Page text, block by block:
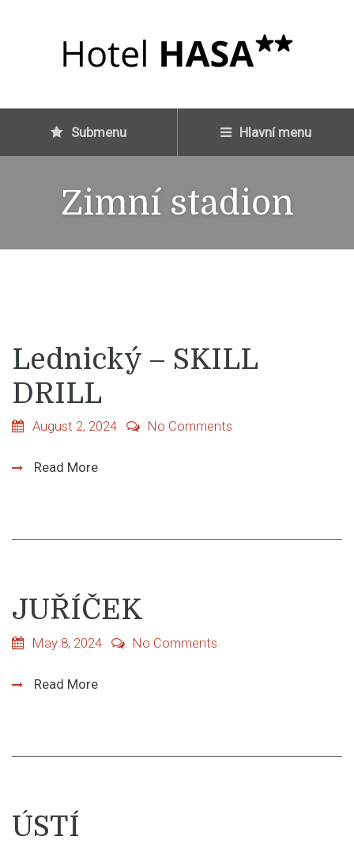
Submenu Hlavní menu
Zimní stadion
Lednický – SKILL
DRILL
August 2, 2024 No Comments
Read More
JUŘÍČEK
May 8, 2024 No Comments
Read More
ÚSTÍ